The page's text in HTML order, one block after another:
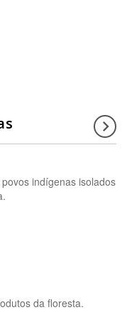
indígenas isolados
da floresta.